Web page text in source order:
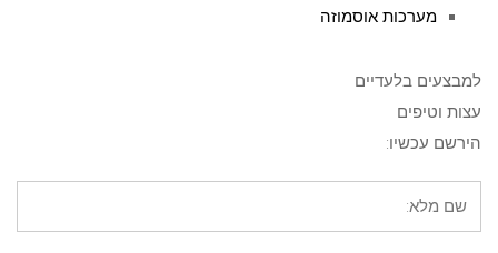
מערכות אוסמוזה
למבצעים בלעדיים
עצות וטיפים
הירשם עכשיו: